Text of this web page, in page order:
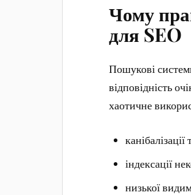
Чому
для SEO
Пошукові
відповідність
хаотичне
індексації
низької